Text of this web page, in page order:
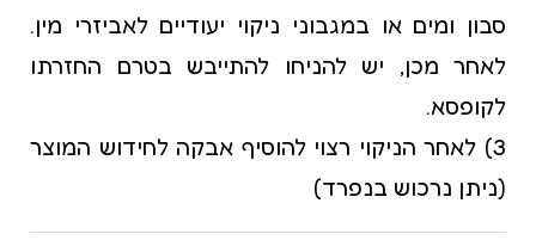
סבון ומים או במגבוני ניקוי יעודיים לאביזרי מין.
לאחר מכן, יש להניחו להתייבש בטרם החזרתו
לקופסא.
3) לאחר הניקוי רצוי להוסיף אבקה לחידוש המוצר
(ניתן נרכוש בנפרד)